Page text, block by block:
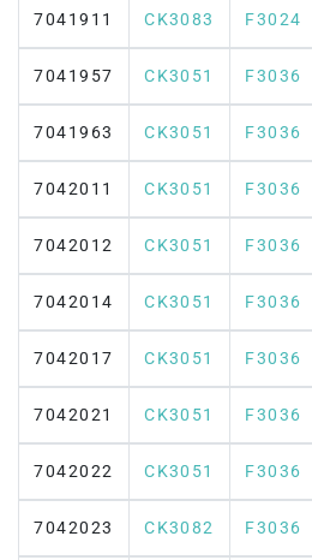
7041911 CK3083 F3024
7041957 CK3051 F3036
7041963 CK3051 F3036
7042011 CK3051 F3036
7042012 CK3051 F3036
7042014 CK3051 F3036
7042017 CK3051 F3036
7042021 CK3051 F3036
7042022 CK3051 F3036
7042023 CK3082 F3036